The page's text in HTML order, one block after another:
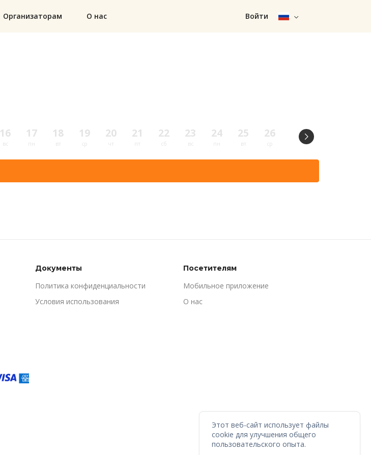
Организаторам О нас Войти
16
вс
17
пн
18
вт
19
ср
20
чт
21
пт
22
сб
23
вс
24
пн
25
вт
26
ср
27
Документы
Политика конфиденциальности
Условия использования
Посетителям
Мобильное приложение
О нас
Этот веб-сайт использует файлы
cookie для улучшения общего
пользовательского опыта.